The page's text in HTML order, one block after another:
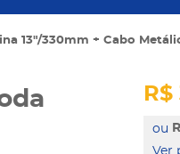
13"/330mm + Cabo
Ver